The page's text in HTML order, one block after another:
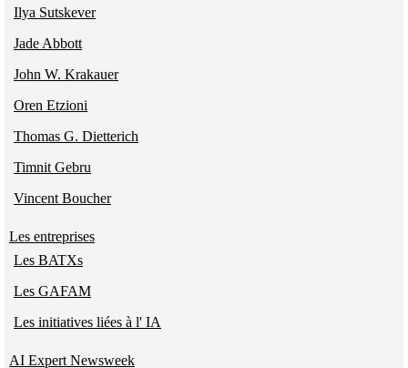
Ilya Sutskever
Jade Abbott
John W. Krakauer
Oren Etzioni
Thomas G. Dietterich
Timnit Gebru
Vincent Boucher
Les entreprises
Les BATXs
Les GAFAM
Les initiatives liées à l' IA
AI Expert Newsweek